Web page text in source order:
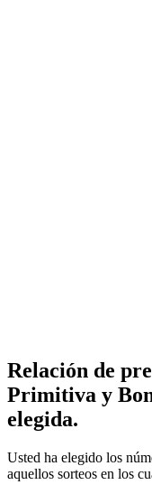
Relación de
Primitiva y
elegida.
Usted ha elegido los
aquellos sorteos en los